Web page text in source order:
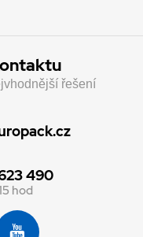
řešení
490
hod